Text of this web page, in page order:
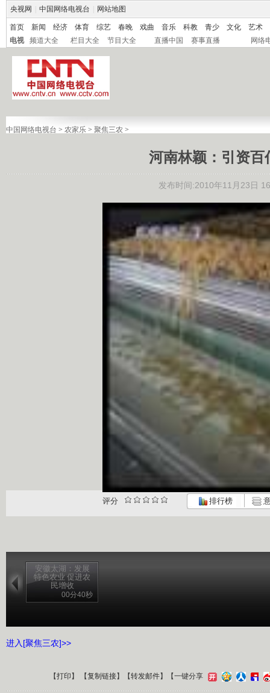
央视网 中国网络电视台 网站地图
首页 新闻 经济 体育 综艺 春晚 戏曲 音乐 科教 青少 文化
艺术
电视
频道大全 栏目大全 节目大全 直播中国 赛事直播 网络
中国网络电视台 > 农家乐 > 聚焦三农 >
河南林颖：引资百
发布时间:2010年11月23日
评分 排行榜
安徽太湖：发展
特色农业 促进农
民增收
00分40秒
进入[聚焦三农]>>
【打印 】 【复制链接】【转发邮件】 【一键分享